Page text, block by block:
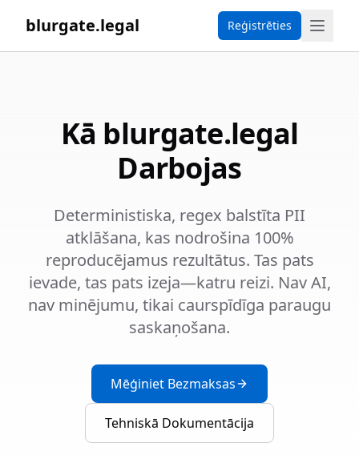
blurgate.legal Reģistrēties
Kā blurgate.legal
Darbojas
Deterministiska, regex balstīta PII
atklāšana, kas nodrošina 100%
reproducējamus rezultātus. Tas pats
ievade, tas pats izeja—katru reizi. Nav AI,
nav minējumu, tikai caurspīdīga paraugu
saskaņošana.
Mēģiniet Bezmaksas
Tehniskā Dokumentācija